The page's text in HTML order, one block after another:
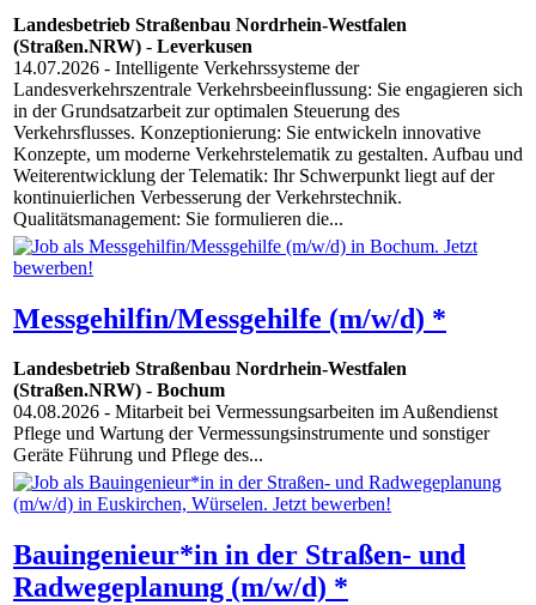
Landesbetrieb Straßenbau Nordrhein-Westfalen
(Straßen.NRW) - Leverkusen
14.07.2026 - Intelligente Verkehrssysteme der
Landesverkehrszentrale Verkehrsbeeinflussung: Sie engagieren sich
in der Grundsatzarbeit zur optimalen Steuerung des
Verkehrsflusses. Konzeptionierung: Sie entwickeln innovative
Konzepte, um moderne Verkehrstelematik zu gestalten. Aufbau und
Weiterentwicklung der Telematik: Ihr Schwerpunkt liegt auf der
kontinuierlichen Verbesserung der Verkehrstechnik.
Qualitätsmanagement: Sie formulieren die...
Messgehilfin/Messgehilfe (m/w/d) *
Landesbetrieb Straßenbau Nordrhein-Westfalen
(Straßen.NRW) - Bochum
04.08.2026 - Mitarbeit bei Vermessungsarbeiten im Außendienst
Pflege und Wartung der Vermessungsinstrumente und sonstiger
Geräte Führung und Pflege des...
Bauingenieur*in in der Straßen- und
Radwegeplanung (m/w/d) *